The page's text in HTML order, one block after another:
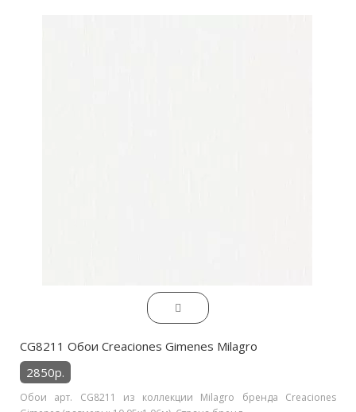
CG8211 Обои Creaciones Gimenes Milagro
2850р.
Обои арт. CG8211 из коллекции Milagro бренда Creaciones